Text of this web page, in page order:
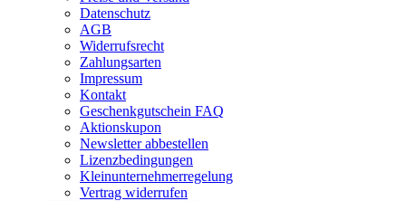
Datenschutz
AGB
Widerrufsrecht
Zahlungsarten
Impressum
Kontakt
Geschenkgutschein FAQ
Aktionskupon
Newsletter abbestellen
Lizenzbedingungen
Kleinunternehmerregelung
Vertrag widerrufen